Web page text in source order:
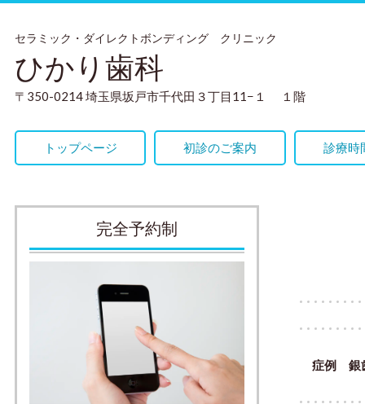
セラミック・ダイレクトボンディング クリニック
ひかり歯科
〒350-0214 埼玉県坂戸市千代田３丁目11−１ １階
トップページ 初診のご案内 診療時
症例 銀
完全予約制